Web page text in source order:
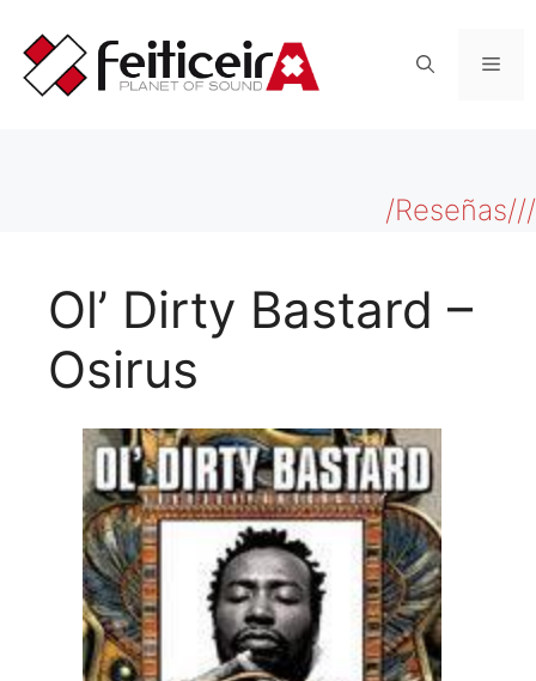
contenido
/Reseñas///
Ol’ Dirty Bastard –
Osirus